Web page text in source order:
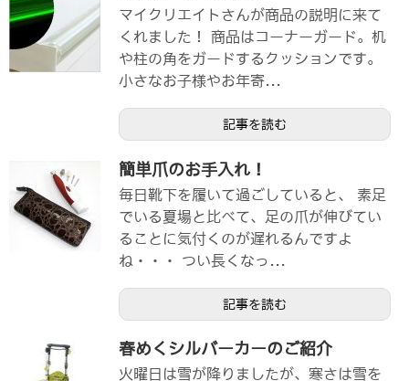
マイクリエイトさんが商品の説明に来て
くれました！ 商品はコーナーガード。机
や柱の角をガードするクッションです。
小さなお子様やお年寄...
記事を読む
簡単爪のお手入れ！
毎日靴下を履いて過ごしていると、 素足
でいる夏場と比べて、足の爪が伸びてい
ることに気付くのが遅れるんですよ
ね・・・ つい長くなっ...
記事を読む
春めくシルバーカーのご紹介
火曜日は雪が降りましたが、寒さは雪を